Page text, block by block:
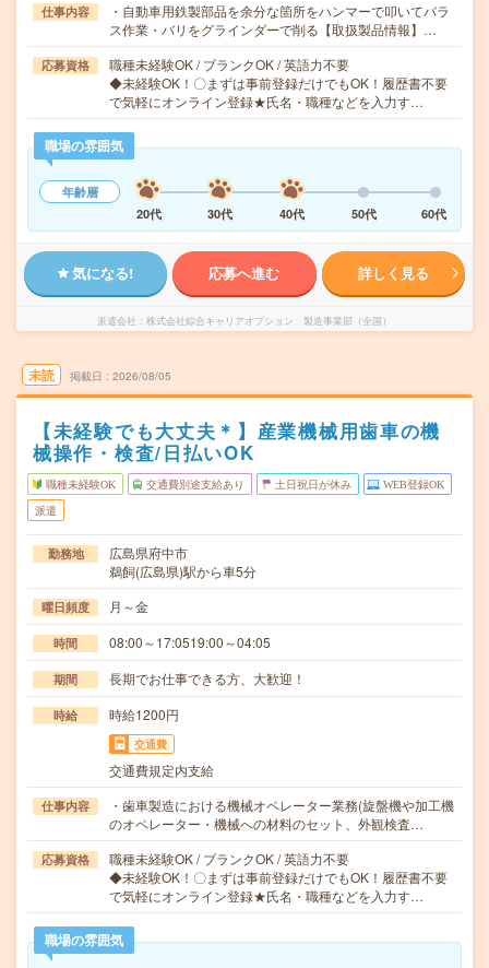
仕事内容
・自動車用鉄製部品を余分な箇所をハンマーで叩いてバラ
ス作業・バリをグラインダーで削る【取扱製品情報】…
応募資格
職種未経験OK / ブランクOK / 英語力不要
◆未経験OK！〇まずは事前登録だけでもOK！履歴書不要
で気軽にオンライン登録★氏名・職種などを入力す…
職場の雰囲気
年齢層
20代
30代 40代 50代 60代
気になる! 応募へ進む 詳しく見る
派遣会社 株式会社綜合キャリアオプション 製造事業部（全国）
未読 掲載日 2026/08/05
【未経験でも大丈夫＊】産業機械用歯車の機
械操作・検査/日払いOK
職種未経験OK 交通費別途支給あり 土日祝日が休み WEB登録OK
派遣
勤務地
広島県府中市
鵜飼(広島県)駅から車5分
曜日頻度 月～金
時間 08:00～17:0519:00～04:05
期間 長期でお仕事できる方、大歓迎！
時給 時給1200円
交通費
交通費規定内支給
仕事内容
・歯車製造における機械オペレーター業務(旋盤機や加工機
のオペレーター・機械への材料のセット、外観検査…
応募資格
職種未経験OK / ブランクOK / 英語力不要
◆未経験OK！〇まずは事前登録だけでもOK！履歴書不要
で気軽にオンライン登録★氏名・職種などを入力す…
職場の雰囲気